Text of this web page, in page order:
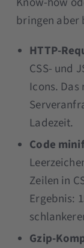
bringen aber
HTTP-
CSS- und
Icons.
Ladezeit.
Code
Zeilen in
Ergebnis:
Gzip-